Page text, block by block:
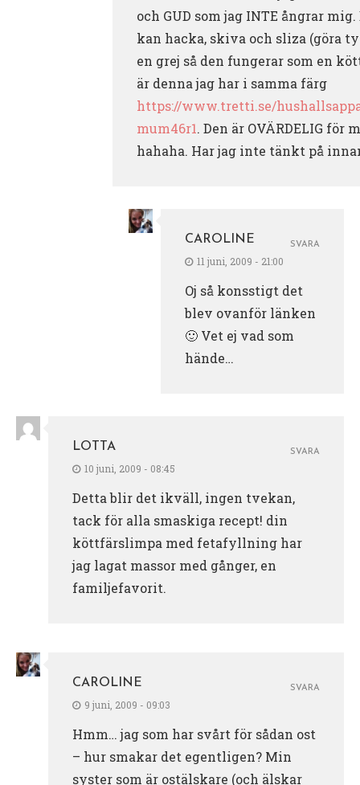
och GUD som jag INTE ångrar
kan hacka, skiva och sliza (göra
en grej så den fungerar som en
är denna jag har i samma färg
https://www.tretti.se/
mum46r1. Den är OVÄRDELIG
hahaha. Har jag inte tänkt på
CAROLINE
11 juni, 2009 - 21:00
Oj så konsstigt det
blev ovanför länken
🙂 Vet ej vad som
hände…
SVARA
LOTTA
10 juni, 2009 - 08:45
Detta blir det ikväll, ingen tvekan,
tack för alla smaskiga recept! din
köttfärslimpa med fetafyllning har
jag lagat massor med gånger, en
familjefavorit.
SVARA
CAROLINE
9 juni, 2009 - 09:03
Hmm… jag som har svårt för sådan ost
– hur smakar det egentligen? Min
syster som är ostälskare (och älskar
SVARA